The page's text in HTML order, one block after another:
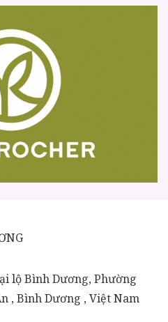
lộ Bình Dương, Phường
, Bình Dương , Việt Nam